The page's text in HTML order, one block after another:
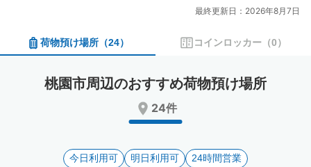
calendar
and
date.
calendar
and
a
date.
mark
key
最終更新日：2026年8月7日
荷物預け場所 （24） コインロッカー （0）
桃園市周辺のおすすめ荷物預け場所
24件
今日利用可 明日利用可 24時間営業